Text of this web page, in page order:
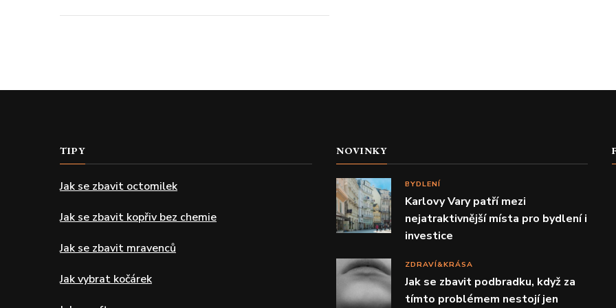
TIPY
Jak se zbavit octomilek
Jak se zbavit kopřiv bez chemie
Jak se zbavit mravenců
Jak vybrat kočárek
NOVINKY
BYDLENÍ
Karlovy Vary patří mezi
nejatraktivnější místa pro bydlení i
investice
ZDRAVÍ&KRÁSA
Jak se zbavit podbradku, když za
tímto problémem nestojí jen